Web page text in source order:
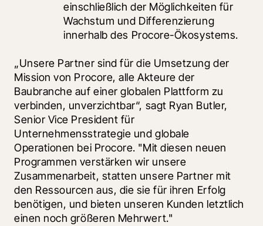
einschließlich der Möglichkeiten für
Wachstum und Differenzierung
innerhalb des Procore-Ökosystems.
„Unsere Partner sind für die Umsetzung der
Mission von Procore, alle Akteure der
Baubranche auf einer globalen Plattform zu
verbinden, unverzichtbar“, sagt Ryan Butler,
Senior Vice President für
Unternehmensstrategie und globale
Operationen bei Procore. "Mit diesen neuen
Programmen verstärken wir unsere
Zusammenarbeit, statten unsere Partner mit
den Ressourcen aus, die sie für ihren Erfolg
benötigen, und bieten unseren Kunden letztlich
einen noch größeren Mehrwert."